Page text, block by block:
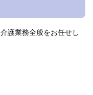
護業務全般をお任せし